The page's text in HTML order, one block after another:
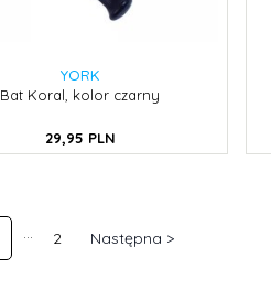
YORK
Bat Koral, kolor czarny
29,95 PLN
2 Następna >